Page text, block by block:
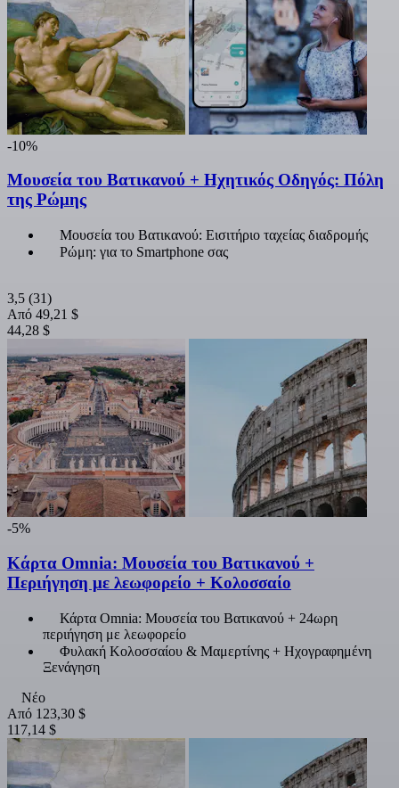
-10%
Μουσεία του Βατικανού + Ηχητικός Οδηγός: Πόλη
της Ρώμης
Μουσεία του Βατικανού: Εισιτήριο ταχείας διαδρομής
Ρώμη: για το Smartphone σας
3,5 (31)
Από 49,21 $
44,28 $
-5%
Κάρτα Omnia: Μουσεία του Βατικανού +
Περιήγηση με λεωφορείο + Κολοσσαίο
Κάρτα Omnia: Μουσεία του Βατικανού + 24ωρη
περιήγηση με λεωφορείο
Φυλακή Κολοσσαίου & Μαμερτίνης + Ηχογραφημένη
Ξενάγηση
Νέο
Από 123,30 $
117,14 $